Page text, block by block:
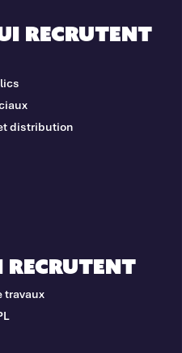
recrutent
travaux
recrutent
distribution